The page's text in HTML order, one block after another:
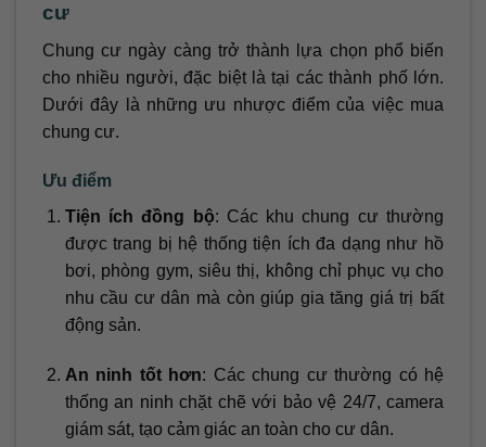
cư
Chung cư ngày càng trở thành lựa chọn phổ biến
cho nhiều người, đặc biệt là tại các thành phố lớn.
Dưới đây là những ưu nhược điểm của việc mua
chung cư.
Ưu điểm
Tiện ích đồng bộ: Các khu chung cư thường
được trang bị hệ thống tiện ích đa dạng như hồ
bơi, phòng gym, siêu thị, không chỉ phục vụ cho
nhu cầu cư dân mà còn giúp gia tăng giá trị bất
động sản.
An ninh tốt hơn: Các chung cư thường có hệ
thống an ninh chặt chẽ với bảo vệ 24/7, camera
giám sát, tạo cảm giác an toàn cho cư dân.